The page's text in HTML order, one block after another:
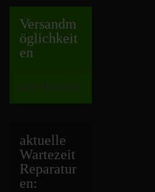
Versandm
öglichkeit
en
nach Absprache
aktuelle
Wartezeit
Reparatur
en: